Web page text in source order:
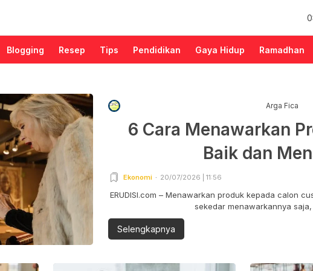
Blogging Resep Tips Pendidikan Gaya Hidup Ramadhan
Arga Fica
6 Cara Menawarkan
Baik dan
Ekonomi 20/07/2026 | 11:56
ERUDISI.com – Menawarkan produk kepada calon
sekedar menawarkannya saja,
Selengkapnya